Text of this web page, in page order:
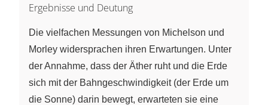
Ergebnisse und Deutung
Die vielfachen Messungen von Michelson und
Morley widersprachen ihren Erwartungen. Unter
der Annahme, dass der Äther ruht und die Erde
sich mit der Bahngeschwindigkeit (der Erde um
die Sonne) darin bewegt, erwarteten sie eine